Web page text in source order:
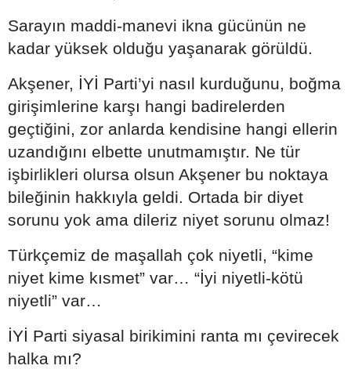
Sarayın maddi-manevi ikna gücünün ne
kadar yüksek olduğu yaşanarak görüldü.
Akşener, İYİ Parti’yi nasıl kurduğunu, boğma
girişimlerine karşı hangi badirelerden
geçtiğini, zor anlarda kendisine hangi ellerin
uzandığını elbette unutmamıştır. Ne tür
işbirlikleri olursa olsun Akşener bu noktaya
bileğinin hakkıyla geldi. Ortada bir diyet
sorunu yok ama dileriz niyet sorunu olmaz!
Türkçemiz de maşallah çok niyetli, “kime
niyet kime kısmet” var… “İyi niyetli-kötü
niyetli” var…
İYİ Parti siyasal birikimini ranta mı çevirecek
halka mı?